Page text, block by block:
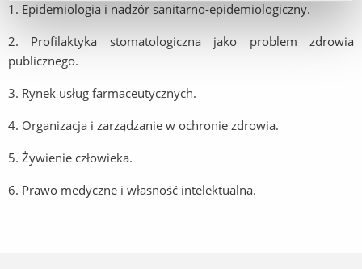
1. Epidemiologia i nadzór sanitarno-epidemiologiczny.
2. Profilaktyka stomatologiczna jako problem zdrowia
publicznego.
3. Rynek usług farmaceutycznych.
4. Organizacja i zarządzanie w ochronie zdrowia.
5. Żywienie człowieka.
6. Prawo medyczne i własność intelektualna.